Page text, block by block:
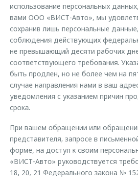
использование персональных
вами ООО «ВИСТ-Авто», мы
сохранив лишь персональные
соблюдения действующих
не превышающий десяти рабочих
соответствующего требования.
быть продлен, но не более чем на
случае направления нами в ваш
уведомления с указанием причин
срока.
При вашем обращении или
представителя, запросе в
форме, на доступ к своим
«ВИСТ-Авто» руководствуется
18, 20, 21 Федерального закона №